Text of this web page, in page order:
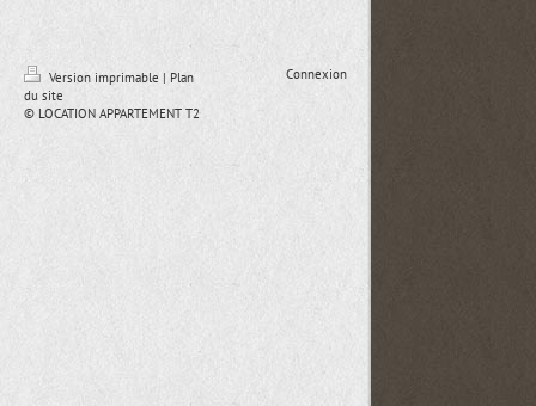
Version imprimable | Plan
du site
© LOCATION APPARTEMENT T2
Connexion